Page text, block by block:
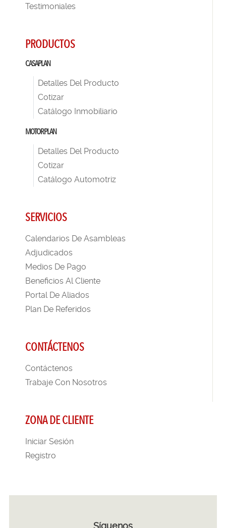
Testimoniales
PRODUCTOS
CASAPLAN
Detalles Del Producto
Cotizar
Catálogo Inmobiliario
MOTORPLAN
Detalles Del Producto
Cotizar
Catálogo Automotriz
SERVICIOS
Calendarios De Asambleas
Adjudicados
Medios De Pago
Beneficios Al Cliente
Portal De Aliados
Plan De Referidos
CONTÁCTENOS
Contáctenos
Trabaje Con Nosotros
ZONA DE CLIENTE
Iniciar Sesión
Registro
Síguenos